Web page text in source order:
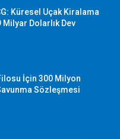
Küresel Uçak Kiralama
Milyar Dolarlık Dev
İçin 300 Milyon
Sözleşmesi